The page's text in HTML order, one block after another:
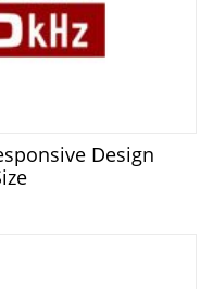
Design